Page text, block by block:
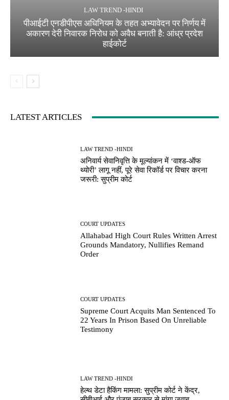
LAW TREND -HINDI
पीआईटी एनडीपीएस अधिनियम के तहत अभ्यावेदन पर निर्णय में
अकारण देरी निवारक निरोध को अवैध बनाती है: आंध्र प्रदेश
हाईकोर्ट
LATEST ARTICLES
LAW TREND -HINDI
अनिवार्य सेवानिवृत्ति के मूल्यांकन में ‘वाश्ड-ऑफ
थ्योरी’ लागू नहीं, पूरे सेवा रिकॉर्ड पर विचार करना
जरूरी: सुप्रीम कोर्ट
COURT UPDATES
Allahabad High Court Rules Written Arrest
Grounds Mandatory, Nullifies Remand
Order
COURT UPDATES
Supreme Court Acquits Man Sentenced To
22 Years In Prison Based On Unreliable
Testimony
LAW TREND -HINDI
हेल्थ डेटा हैकिंग मामला: सुप्रीम कोर्ट ने केंद्र,